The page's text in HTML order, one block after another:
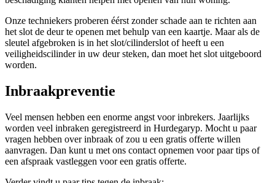
Onze techniekers proberen éérst zonder schade aan te richten aan
het slot de deur te openen met behulp van een kaartje. Maar als de
sleutel afgebroken is in het slot/cilinderslot of heeft u een
veiligheidscilinder in uw deur steken, dan moet het slot uitgeboord
worden.
Inbraakpreventie
Veel mensen hebben een enorme angst voor inbrekers. Jaarlijks
worden veel inbraken geregistreerd in Hurdegaryp. Mocht u paar
vragen hebben over inbraak of zou u een gratis offerte willen
aanvragen. Dan kunt u met ons contact opnemen voor paar tips of
een afspraak vastleggen voor een gratis offerte.